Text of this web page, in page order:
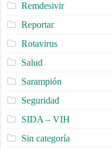
Remdesivir
Reportar
Rotavirus
Salud
Sarampión
Seguridad
SIDA – VIH
Sin categoría